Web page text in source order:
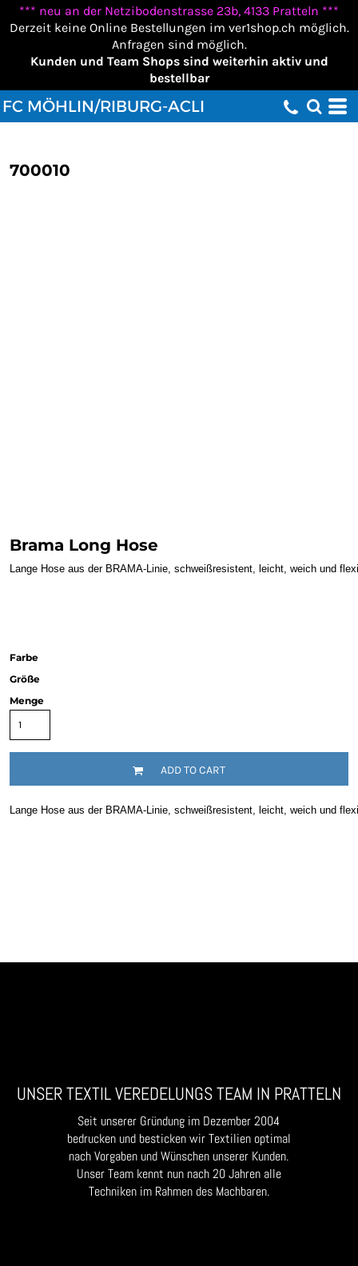
*** neu an der Netzibodenstrasse 23b, 4133 Pratteln ***
Derzeit keine Online Bestellungen im ver1shop.ch möglich.
Anfragen sind möglich.
Kunden und Team Shops sind weiterhin aktiv und
bestellbar
FC MÖHLIN/RIBURG-ACLI
700010
Brama Long Hose
Lange Hose aus der BRAMA-Linie, schweißresistent, leicht, weich und
Farbe
Größe
Menge
ADD TO CART
Lange Hose aus der BRAMA-Linie, schweißresistent, leicht, weich und
UNSER TEXTIL VEREDELUNGS TEAM IN PRATTELN
Seit unserer Gründung im Dezember 2004
bedrucken und besticken wir Textilien optimal
nach Vorgaben und Wünschen unserer Kunden.
Unser Team kennt nun nach 20 Jahren alle
Techniken im Rahmen des Machbaren.